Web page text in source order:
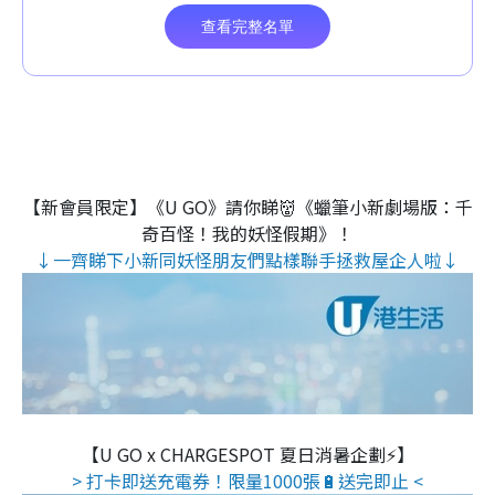
【新會員限定】《U GO》請你睇👹《蠟筆小新劇場版：千
奇百怪！我的妖怪假期》！
↓一齊睇下小新同妖怪朋友們點樣聯手拯救屋企人啦↓
【U GO x CHARGESPOT 夏日消暑企劃⚡】
> 打卡即送充電券！限量1000張🔋送完即止 <